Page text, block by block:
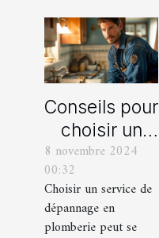
Conseils pour
choisir un
bon service
dépannage
en plomberie
8 novembre 2024
00:32
Choisir un service de
dépannage en
plomberie peut se